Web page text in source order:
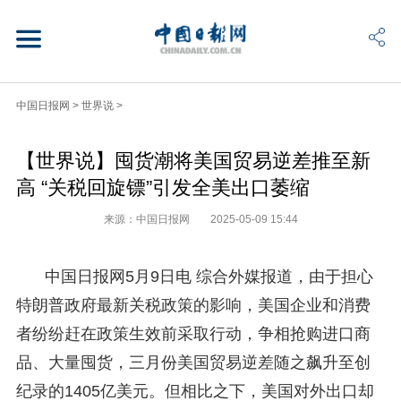
中国日报网 > 世界说>
【世界说】囤货潮将美国贸易逆差推至新
高 “关税回旋镖”引发全美出口萎缩
来源：中国日报网 2025-05-09 15:44
中国日报网5月9日电 综合外媒报道，由于担心
特朗普政府最新关税政策的影响，美国企业和消费
者纷纷赶在政策生效前采取行动，争相抢购进口商
品、大量囤货，三月份美国贸易逆差随之飙升至创
纪录的1405亿美元。但相比之下，美国对外出口却